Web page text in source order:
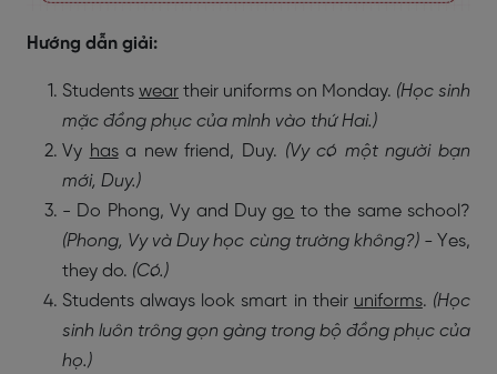
Hướng dẫn giải:
Students wear their uniforms on Monday. (Học sinh
mặc đồng phục của mình vào thứ Hai.)
Vy hasa new friend, Duy. (Vy có một người bạn
mới, Duy.)
- Do Phong, Vy and Duygo to the same school?
(Phong, Vy và Duy học cùng trường không?) - Yes,
they do. (Có.)
Students always look smart in their uniforms. (Học
sinh luôn trông gọn gàng trong bộ đồng phục của
họ.)